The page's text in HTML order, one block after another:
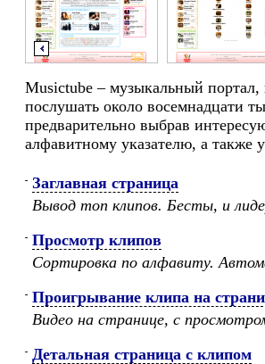
Musictube – музыкальный
послушать около восемнадцати
предварительно выбрав
алфавитному указателю, а также
Заглавная страница
Вывод топ клипов. Бесты, и
Просмотр клипов
Сортировка по алфавиту.
Проигрывание клипа на
Видео на странице, с
Детальная страница с клипом